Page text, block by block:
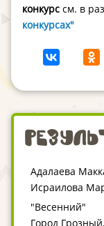
конкурс см. в
конкурсах"
Адалаева
Исраилова
"Весенний"
Город